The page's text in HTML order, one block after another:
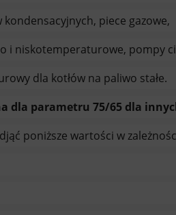
piece gazowe,
i niskotemperaturowe, pompy
dla kotłów na paliwo stałe.
dla parametru 75/65 dla
poniższe wartości w